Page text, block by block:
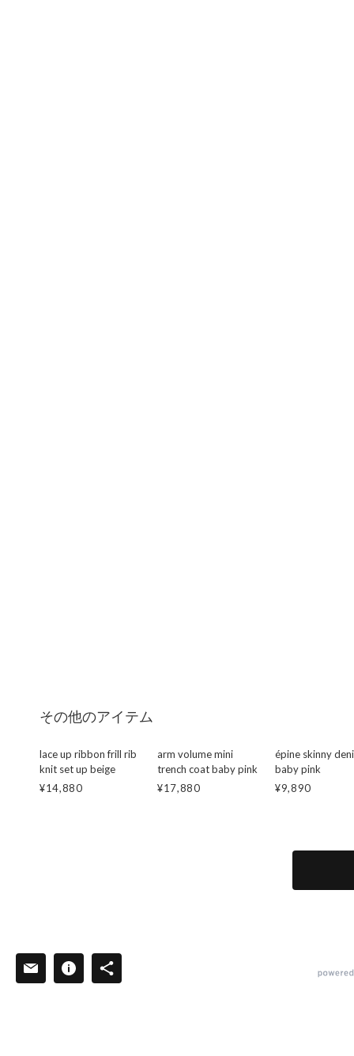
その他のアイテム
lace up ribbon frill rib
knit set up beige
¥14,880
arm volume mini
trench coat baby pink
¥17,880
épine skinny
baby pink
¥9,890